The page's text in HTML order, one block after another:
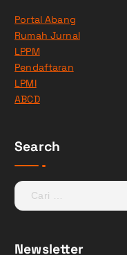
Portal Abang
Rumah Jurnal
LPPM
Pendaftaran
LPMI
ABCD
Search
C
a
u
Newsletter